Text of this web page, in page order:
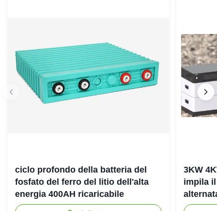
ciclo profondo della batteria del
fosfato del ferro del litio dell'alta
energia 400AH ricaricabile
3KW
impila